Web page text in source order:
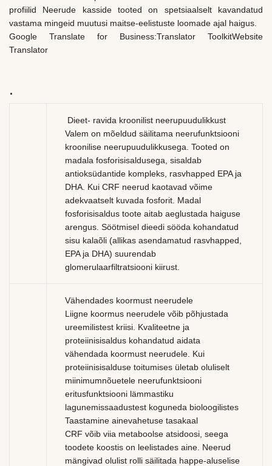
profiilid Neerude kasside tooted on spetsiaalselt kavandatud
vastama mingeid muutusi maitse-eelistuste loomade ajal haigus.
Google Translate for Business:Translator ToolkitWebsite
Translator
.
Dieet- ravida kroonilist neerupuudulikkust
Valem on mõeldud säilitama neerufunktsiooni
kroonilise neerupuudulikkusega. Tooted on
madala fosforisisaldusega, sisaldab
antioksüdantide kompleks, rasvhapped EPA ja
DHA. Kui CRF neerud kaotavad võime
adekvaatselt kuvada fosforit. Madal
fosforisisaldus toote aitab aeglustada haiguse
arengus. Söötmisel dieedi sööda kohandatud
sisu kalaõli (allikas asendamatud rasvhapped,
EPA ja DHA) suurendab
glomerulaarfiltratsiooni kiirust.
Vähendades koormust neerudele
Liigne koormus neerudele võib põhjustada
ureemilistest kriisi. Kvaliteetne ja
proteiinisisaldus kohandatud aidata
vähendada koormust neerudele. Kui
proteiinisisalduse toitumises ületab oluliselt
miinimumnõuetele neerufunktsiooni
eritusfunktsiooni lämmastiku
lagunemissaadustest koguneda bioloogilistes
Taastamine ainevahetuse tasakaal
CRF võib viia metaboolse atsidoosi, seega
toodete koostis on leelistades aine. Neerud
mängivad olulist rolli säilitada happe-aluselise